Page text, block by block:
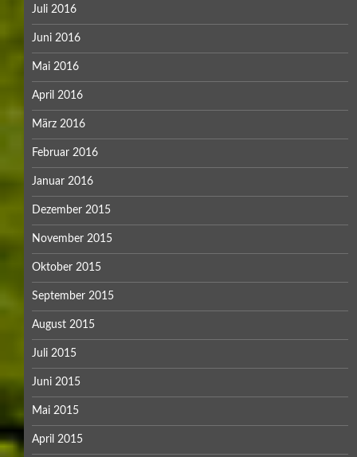
Juli 2016
Juni 2016
Mai 2016
April 2016
März 2016
Februar 2016
Januar 2016
Dezember 2015
November 2015
Oktober 2015
September 2015
August 2015
Juli 2015
Juni 2015
Mai 2015
April 2015